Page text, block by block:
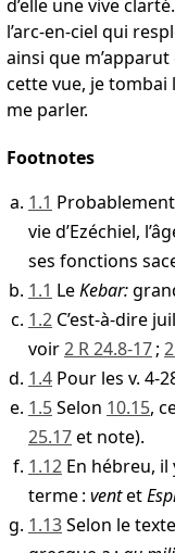
d’elle une vive
l’arc-en-ciel qui
ainsi que
cette vue, je tombai
me parler.
Footnotes
1.1
vie d’Ezéchiel,
ses fonctions
1.1 LeKebar:
1.2 C’est-à-dire
voir2 R 24.8-17;
1.4 Pour les v. 4-
1.5Selon 10.15,
25.17et note).
1.12 En hébreu,
terme : ventet
1.13Selon le